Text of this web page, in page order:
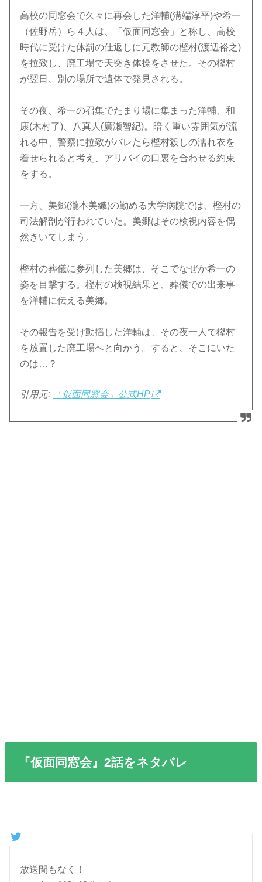
高校の同窓会で久々に再会した洋輔(溝端淳平)や希一
（佐野岳）ら４人は、「仮面同窓会」と称し、高校
時代に受けた体罰の仕返しに元教師の樫村(渡辺裕之)
を拉致し、廃工場で天突き体操をさせた。その樫村
が翌日、別の場所で遺体で発見される。
その夜、希一の召集でたまり場に集まった洋輔、和
康(木村了)、八真人(廣瀬智紀)。暗く重い雰囲気が流
れる中、警察に拉致がバレたら樫村殺しの濡れ衣を
着せられると考え、アリバイの口裏を合わせる約束
をする。
一方、美郷(瀧本美織)の勤める大学病院では、樫村の
司法解剖が行われていた。美郷はその検視内容を偶
然きいてしまう。
樫村の葬儀に参列した美郷は、そこでなぜか希一の
姿を目撃する。樫村の検視結果と、葬儀での出来事
を洋輔に伝える美郷。
その報告を受け動揺した洋輔は、その夜一人で樫村
を放置した廃工場へと向かう。すると、そこにいた
のは…？
引用元: 「仮面同窓会」公式HP
『仮面同窓会』2話をネタバレ
放送間もなく！